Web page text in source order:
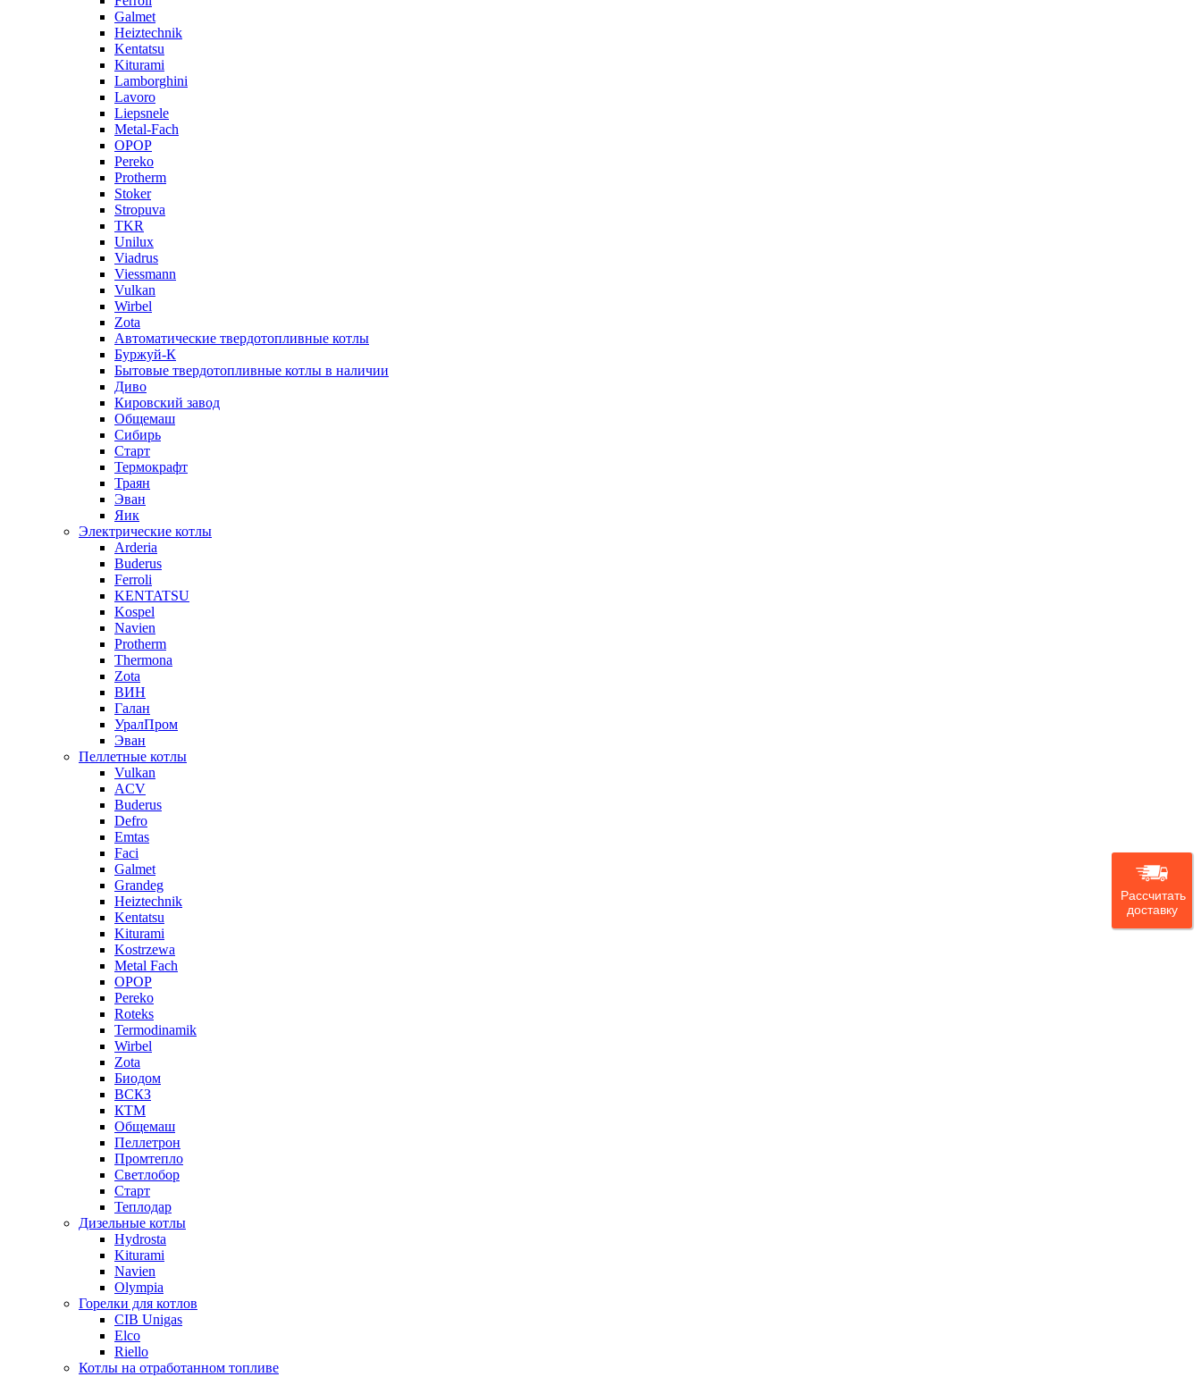
Galmet
Heiztechnik
Kentatsu
Kiturami
Lamborghini
Lavoro
Liepsnele
Metal-Fach
OPOP
Pereko
Protherm
Stoker
Stropuva
TKR
Unilux
Viadrus
Viessmann
Vulkan
Wirbel
Zota
Автоматические твердотопливные котлы
Буржуй-К
Бытовые твердотопливные котлы в наличии
Диво
Кировский завод
Общемаш
Сибирь
Старт
Термокрафт
Траян
Эван
Яик
Электрические котлы
Arderia
Buderus
Ferroli
KENTATSU
Kospel
Navien
Protherm
Thermona
Zota
ВИН
Галан
УралПром
Эван
Пеллетные котлы
Vulkan
ACV
Buderus
Defro
Emtas
Faci
Galmet
Grandeg
Heiztechnik
Kentatsu
Kiturami
Kostrzewa
Metal Fach
OPOP
Pereko
Roteks
Termodinamik
Wirbel
Zota
Биодом
ВСКЗ
КТМ
Общемаш
Пеллетрон
Промтепло
Светлобор
Старт
Теплодар
Дизельные котлы
Hydrosta
Kiturami
Navien
Olympia
Горелки для котлов
CIB Unigas
Elco
Riello
Котлы на отработанном топливе
Рассчитать
доставку